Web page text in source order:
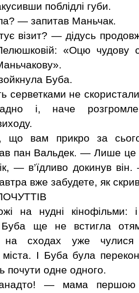
поблідлі губи.
— запитав Маньчак.
візит? — дідусь
«Оцю чудову
Буба.
серветками не
і, наче
вам прикро за
пан Вальдек. — Лише це
— в’їдливо докинув
вже забудете, як
на нудні кінофільми:
Буба ще не встигла
на сходах уже чулися
міста. І Буба була
почути одне одного.
— мама першою